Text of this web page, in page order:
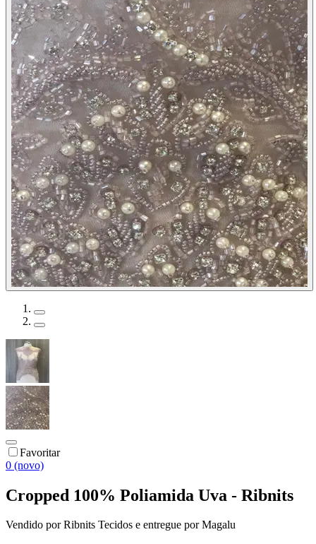
Favoritar
0 (novo)
Cropped 100% Poliamida Uva - Ribnits
Vendido porRibnits Tecidos e entregue por Magalu